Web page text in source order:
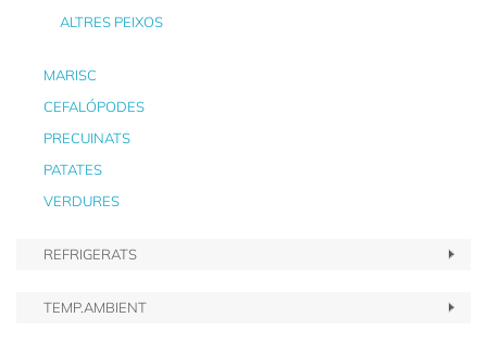
ALTRES PEIXOS
MARISC
CEFALÓPODES
PRECUINATS
PATATES
VERDURES
REFRIGERATS
TEMP.AMBIENT